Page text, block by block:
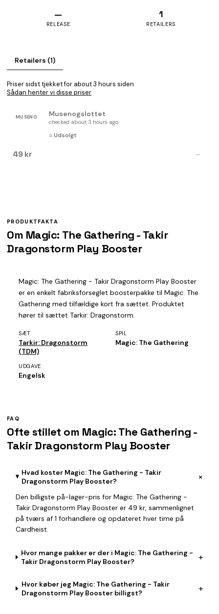
—
RELEASE
1
RETAILERS
Retailers (1)
Priser sidst tjekket for about 3 hours siden
Sådan henter vi disse priser
MUSENO Musenogslottet
checked about 3 hours ago
○ Udsolgt
49 kr —
PRODUKTFAKTA
Om Magic: The Gathering - Takir
Dragonstorm Play Booster
Magic: The Gathering - Takir Dragonstorm Play Booster
er en enkelt fabriksforseglet boosterpakke til Magic: The
Gathering med tilfældige kort fra sættet. Produktet
hører til sættet Tarkir: Dragonstorm.
SÆT
Tarkir: Dragonstorm
(TDM)
SPIL
Magic: The Gathering
UDGAVE
Engelsk
FAQ
Ofte stillet om Magic: The Gathering -
Takir Dragonstorm Play Booster
Hvad koster Magic: The Gathering - Takir
Dragonstorm Play Booster?
+
Den billigste på-lager-pris for Magic: The Gathering -
Takir Dragonstorm Play Booster er 49 kr, sammenlignet
på tværs af 1 forhandlere og opdateret hver time på
Cardheist.
Hvor mange pakker er der i Magic: The Gathering -
Takir Dragonstorm Play Booster?
+
Hvor køber jeg Magic: The Gathering - Takir
Dragonstorm Play Booster billigst?
+